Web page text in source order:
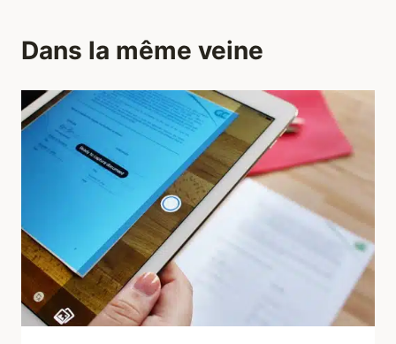
Dans la même veine